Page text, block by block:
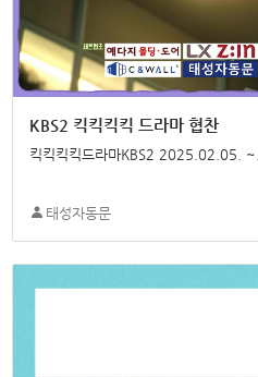
KBS2 킥킥킥킥 드라마 협찬
킥킥킥킥드라마KBS2 2025.02.05. ~..
태성자동문